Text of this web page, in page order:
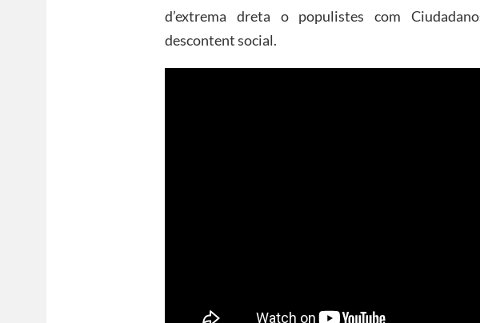
d’extrema dreta o populistes com
descontent social.